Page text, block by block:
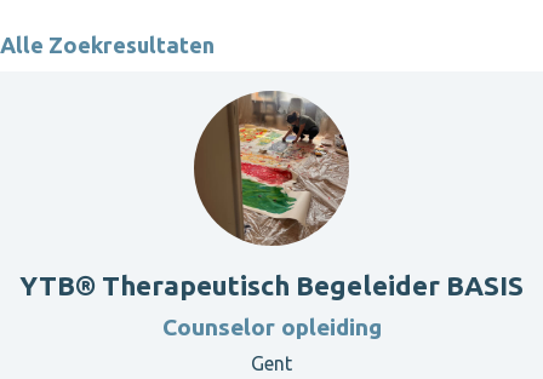
Alle Zoekresultaten
YTB® Therapeutisch Begeleider BASIS
Counselor opleiding
Gent